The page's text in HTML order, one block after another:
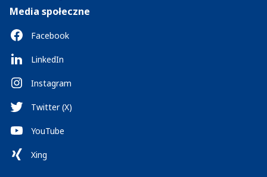
Media społeczne
Facebook
LinkedIn
Instagram
Twitter (X)
YouTube
Xing